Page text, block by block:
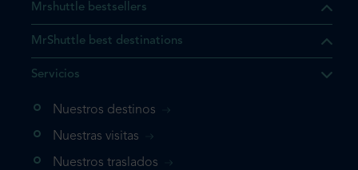
el producto que busca ya
vaya directamente a su
su reserva.
Mrshuttle bestsellers
MrShuttle best destinations
Servicios
Nuestros destinos
Nuestras visitas
Nuestros traslados